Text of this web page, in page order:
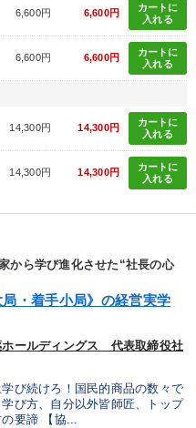
6,600円 6,600円
カートに
入れる
6,600円 6,600円
カートに
入れる
14,300円 14,300円
カートに
入れる
14,300円 14,300円
カートに
入れる
から学び進化させた“社長の心
局・着手小局》の経営実学
ールディングス 代表取締役社
び続けろ！国民的商品の数々で
び方、自分以外皆師匠、トップ
要諦 【協...